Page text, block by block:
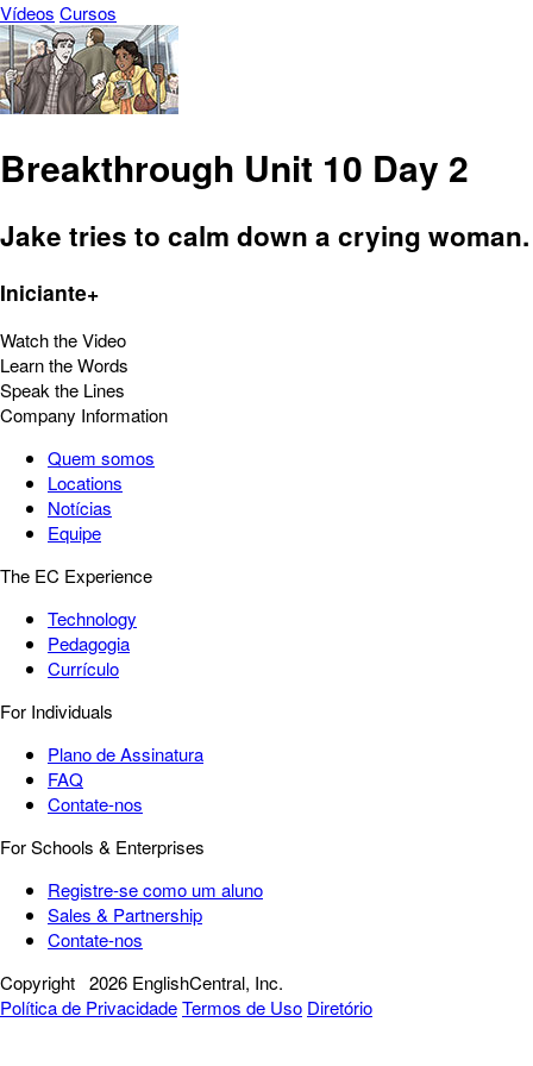
Vídeos Cursos
Breakthrough Unit 10 Day 2
Jake tries to calm down a crying woman.
Iniciante+
Watch the Video
Learn the Words
Speak the Lines
Company Information
Quem somos
Locations
Notícias
Equipe
The EC Experience
Technology
Pedagogia
Currículo
For Individuals
Plano de Assinatura
FAQ
Contate-nos
For Schools & Enterprises
Registre-se como um aluno
Sales & Partnership
Contate-nos
Copyright 2026 EnglishCentral, Inc.
Política de PrivacidadeTermos de Uso Diretório